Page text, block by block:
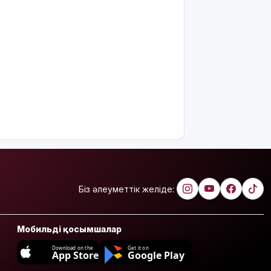
Біз әлеуметтік желіде:
Мобильді қосымшалар
Download on the
App Store
Get it on
Google Play